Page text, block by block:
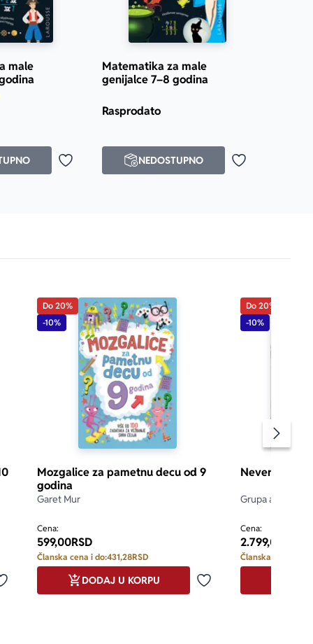
male
Dodaj u omiljene
Matematika za male
genijalce 7–8 godina
Rasprodato
Dodaj u
NEDOSTUPNO
Dodaj u omiljene
Do 20%
-10%
Mozgalice za pametnu decu od 9
godina
Garet Mur
Cena:
599,00RSD
Članska cena i do:431,28RSD
Dodaj u omiljene
DODAJ U KORPU
Do 20%
-10%
Neverovatan
Grupa autora
Cena:
2.799,00
Članska cena i do: